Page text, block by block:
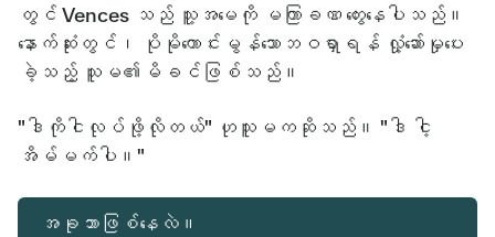
တွင် Vences သည် သူ့အမေကို မကြာခဏ တွေးနေပါသည်။
နောက်ဆုံးတွင်၊ ပိုမိုကောင်းမွန်သောဘဝရှာရန် လှုံ့ဆော်မှုပေး
ခဲ့သည့် သူမ၏မိခင်ဖြစ်သည်။
"ဒါကိုငါလုပ်ဖို့လိုတယ်" ဟုသူမကဆိုသည်။ "ဒါ ငါ့
အိမ်မက်ပါ။"
အခုဘာဖြစ်နေလဲ။